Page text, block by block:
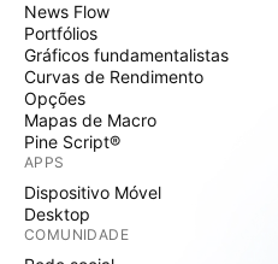
News Flow
Portfólios
Gráficos fundamentalistas
Curvas de Rendimento
Opções
Mapas de Macro
Pine Script®
APPS
Dispositivo Móvel
Desktop
COMUNIDADE